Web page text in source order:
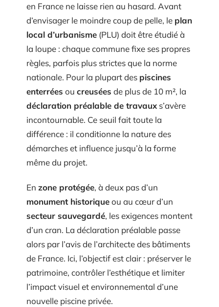
en France ne laisse rien au hasard. Avant
d’envisager le moindre coup de pelle, le plan
local d’urbanisme (PLU) doit être étudié à
la loupe : chaque commune fixe ses propres
règles, parfois plus strictes que la norme
nationale. Pour la plupart des piscines
enterrées ou creusées de plus de 10 m², la
déclaration préalable de travaux s’avère
incontournable. Ce seuil fait toute la
différence : il conditionne la nature des
démarches et influence jusqu’à la forme
même du projet.
En zone protégée, à deux pas d’un
monument historiqueou au cœur d’un
secteur sauvegardé, les exigences montent
d’un cran. La déclaration préalable passe
alors par l’avis de l’architecte des bâtiments
de France. Ici, l’objectif est clair : préserver le
patrimoine, contrôler l’esthétique et limiter
l’impact visuel et environnemental d’une
nouvelle piscine privée.